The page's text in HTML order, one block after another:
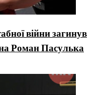
війни загинув
Роман Пасулька